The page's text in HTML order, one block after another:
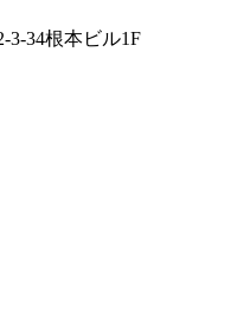
3-34根本ビル1F